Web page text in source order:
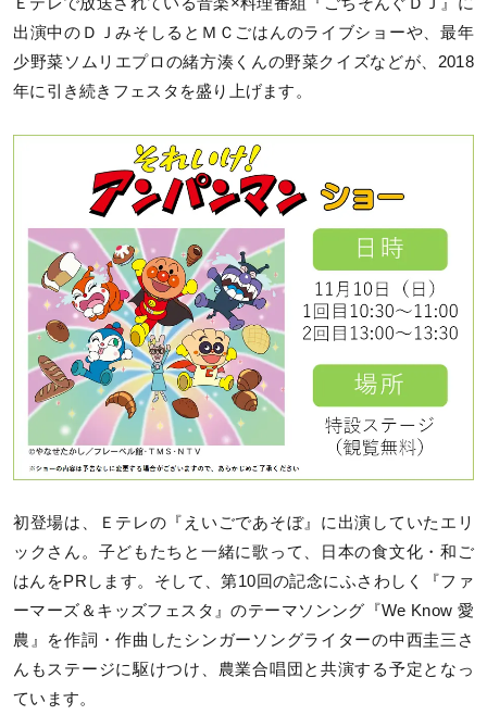
出演中のＤＪみそしるとＭＣごはんのライブショーや、最年
少野菜ソムリエプロの緒方湊くんの野菜クイズなどが、2018
年に引き続きフェスタを盛り上げます。
初登場は、Ｅテレの『えいごであそぼ』に出演していたエリ
ックさん。子どもたちと一緒に歌って、日本の食文化・和ご
はんをPRします。そして、第10回の記念にふさわしく『ファ
ーマーズ＆キッズフェスタ』のテーマソンング『We Know 愛
農』を作詞・作曲したシンガーソングライターの中西圭三さ
んもステージに駆けつけ、農業合唱団と共演する予定となっ
ています。